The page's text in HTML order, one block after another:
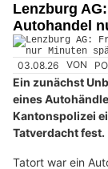
Lenzburg
Autohandel
03.08.26 VON
Ein zunächst
eines
Kantonspolizei
Tatverdacht fest.
Tatort war ein